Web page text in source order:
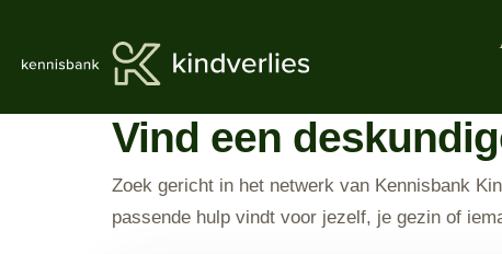
Vind een
Zoek gericht in het netwerk van Kennisbank
passende hulp vindt voor jezelf, je gezin of